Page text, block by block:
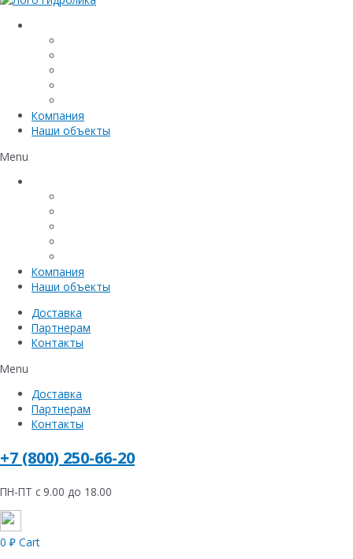
Компания
Наши объекты
Menu
Компания
Наши объекты
Доставка
Партнерам
Контакты
Menu
Доставка
Партнерам
Контакты
+7 (800) 250-66-20
ПН-ПТ с 9.00 до 18.00
0 ₽ Cart